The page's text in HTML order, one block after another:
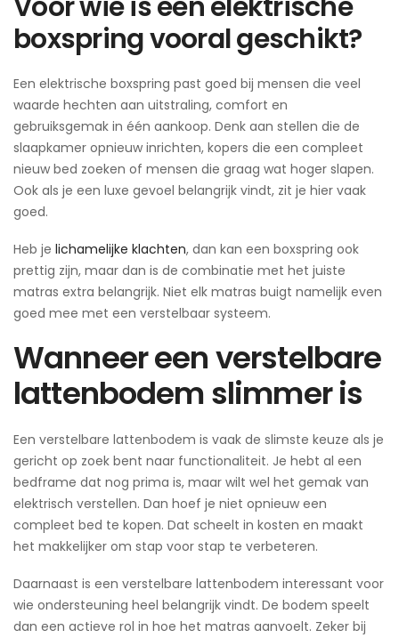
boxspring vooral geschikt?
Een elektrische boxspring past goed bij mensen die veel
waarde hechten aan uitstraling, comfort en
gebruiksgemak in één aankoop. Denk aan stellen die de
slaapkamer opnieuw inrichten, kopers die een compleet
nieuw bed zoeken of mensen die graag wat hoger slapen.
Ook als je een luxe gevoel belangrijk vindt, zit je hier vaak
goed.
Heb je lichamelijke klachten, dan kan een boxspring ook
prettig zijn, maar dan is de combinatie met het juiste
matras extra belangrijk. Niet elk matras buigt namelijk even
goed mee met een verstelbaar systeem.
Wanneer een verstelbare
lattenbodem slimmer is
Een verstelbare lattenbodem is vaak de slimste keuze als je
gericht op zoek bent naar functionaliteit. Je hebt al een
bedframe dat nog prima is, maar wilt wel het gemak van
elektrisch verstellen. Dan hoef je niet opnieuw een
compleet bed te kopen. Dat scheelt in kosten en maakt
het makkelijker om stap voor stap te verbeteren.
Daarnaast is een verstelbare lattenbodem interessant voor
wie ondersteuning heel belangrijk vindt. De bodem speelt
dan een actieve rol in hoe het matras aanvoelt. Zeker bij